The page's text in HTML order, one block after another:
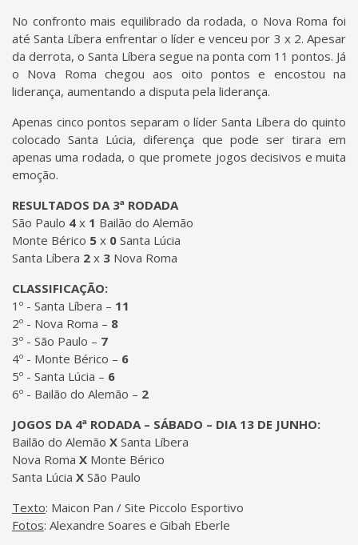
No confronto mais equilibrado da rodada, o Nova Roma foi
até Santa Líbera enfrentar o líder e venceu por 3 x 2. Apesar
da derrota, o Santa Líbera segue na ponta com 11 pontos. Já
o Nova Roma chegou aos oito pontos e encostou na
liderança, aumentando a disputa pela liderança.
Apenas cinco pontos separam o líder Santa Líbera do quinto
colocado Santa Lúcia, diferença que pode ser tirara em
apenas uma rodada, o que promete jogos decisivos e muita
emoção.
RESULTADOS DA 3ª RODADA
São Paulo 4 x 1 Bailão do Alemão
Monte Bérico 5 x 0 Santa Lúcia
Santa Líbera 2 x 3 Nova Roma
CLASSIFICAÇÃO:
1º - Santa Líbera – 11
2º - Nova Roma – 8
3º - São Paulo – 7
4º - Monte Bérico – 6
5º - Santa Lúcia – 6
6º - Bailão do Alemão – 2
JOGOS DA 4ª RODADA – SÁBADO – DIA 13 DE JUNHO:
Bailão do Alemão X Santa Líbera
Nova Roma X Monte Bérico
Santa Lúcia X São Paulo
Texto: Maicon Pan / Site Piccolo Esportivo
Fotos: Alexandre Soares e Gibah Eberle